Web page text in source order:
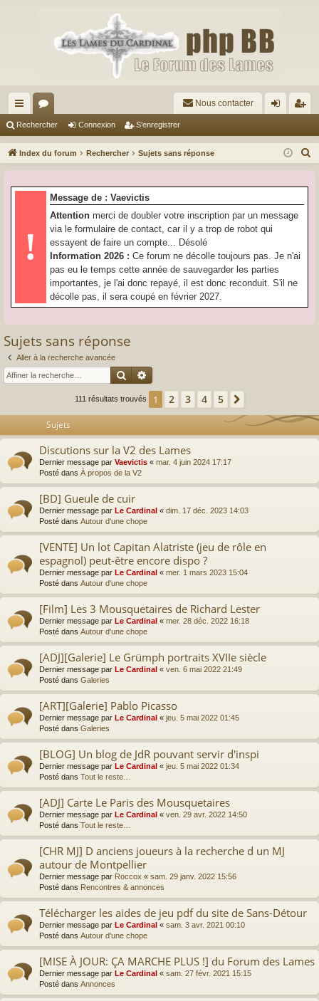
cc
ès
pi
or
u
s
Nous contacter
ne
on
nr
ist
Rechercher Connexion S’enregistrer
Index du forum Rechercher Sujets sans réponse
!
Message de : Vaevictis
Attention merci de doubler votre inscription par un message
via le formulaire de contact, car il y a trop de robot qui
essayent de faire un compte... Désolé
Information 2026 : Ce forum ne décolle toujours pas. Je n'ai
pas eu le temps cette année de sauvegarder les parties
importantes, je l'ai donc repayé, il est donc reconduit. S'il ne
décolle pas, il sera coupé en février 2027.
Sujets sans réponse
Aller à la recherche avancée
Rechercher
Recherche avancée
111 résultats trouvés 1 2 3 4 5
Sujets
Discutions sur la V2 des Lames
Dernier message par Vaevictis « mar. 4 juin 2024 17:17
Posté dans À propos de la V2
[BD] Gueule de cuir
Dernier message par Le Cardinal « dim. 17 déc. 2023 14:03
Posté dans Autour d'une chope
[VENTE] Un lot Capitan Alatriste (jeu de rôle en
espagnol) peut-être encore dispo ?
Dernier message par Le Cardinal « mer. 1 mars 2023 15:04
Posté dans Autour d'une chope
[Film] Les 3 Mousquetaires de Richard Lester
Dernier message par Le Cardinal « mer. 28 déc. 2022 16:18
Posté dans Autour d'une chope
[ADJ][Galerie] Le Grümph portraits XVIIe siècle
Dernier message par Le Cardinal « ven. 6 mai 2022 21:49
Posté dans Galeries
[ART][Galerie] Pablo Picasso
Dernier message par Le Cardinal « jeu. 5 mai 2022 01:45
Posté dans Galeries
[BLOG] Un blog de JdR pouvant servir d'inspi
Dernier message par Le Cardinal « jeu. 5 mai 2022 01:34
Posté dans Tout le reste…
[ADJ] Carte Le Paris des Mousquetaires
Dernier message par Le Cardinal « ven. 29 avr. 2022 14:50
Posté dans Tout le reste…
[CHR MJ] D anciens joueurs à la recherche d un MJ
autour de Montpellier
Dernier message par Roccox « sam. 29 janv. 2022 15:56
Posté dans Rencontres & annonces
Télécharger les aides de jeu pdf du site de Sans-Détour
Dernier message par Le Cardinal « sam. 3 avr. 2021 00:10
Posté dans Autour d'une chope
[MISE À JOUR: ÇA MARCHE PLUS !] du Forum des Lames
Dernier message par Le Cardinal « sam. 27 févr. 2021 15:15
Posté dans Annonces